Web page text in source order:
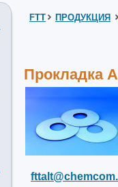
FTT ПРОДУКЦИЯ
Прокладка